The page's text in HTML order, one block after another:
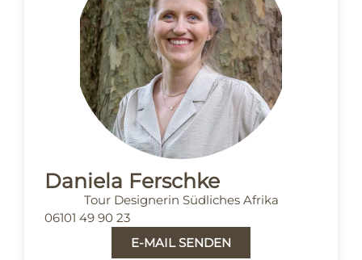
Daniela Ferschke
Tour Designerin Südliches Afrika
06101 49 90 23
E-MAIL SENDEN